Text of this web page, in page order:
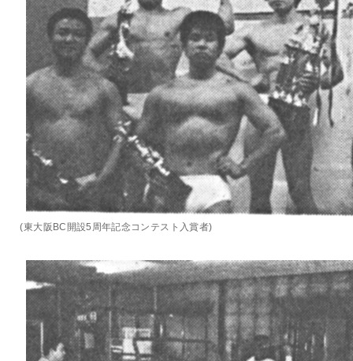
(東大阪BC開設5周年記念コンテスト入賞者)